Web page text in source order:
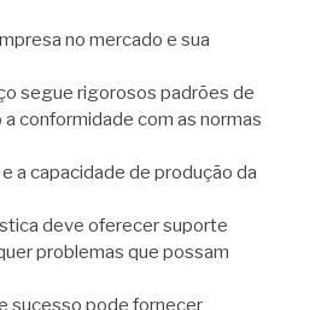
no mercado e sua
segue rigorosos padrões de
conformidade com as normas
a capacidade de produção da
deve oferecer suporte
problemas que possam
sucesso pode fornecer